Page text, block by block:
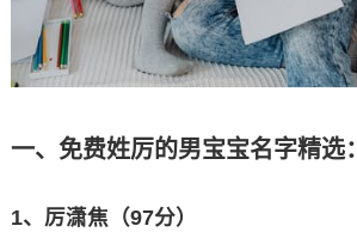
一、免费姓厉的男宝宝名字精选：
1、厉潇焦（97分）